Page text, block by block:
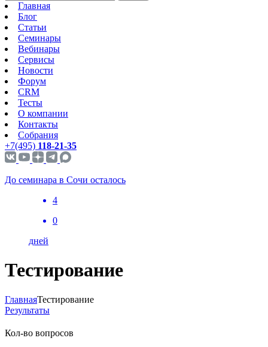
Главная
Блог
Статьи
Семинары
Вебинары
Сервисы
Новости
Форум
CRM
Тесты
О компании
Контакты
Собрания
+7(495) 118-21-35
До семинара в Сочи осталось
4
0
дней
Тестирование
ГлавнаяТестирование
Результаты
Кол-во вопросов